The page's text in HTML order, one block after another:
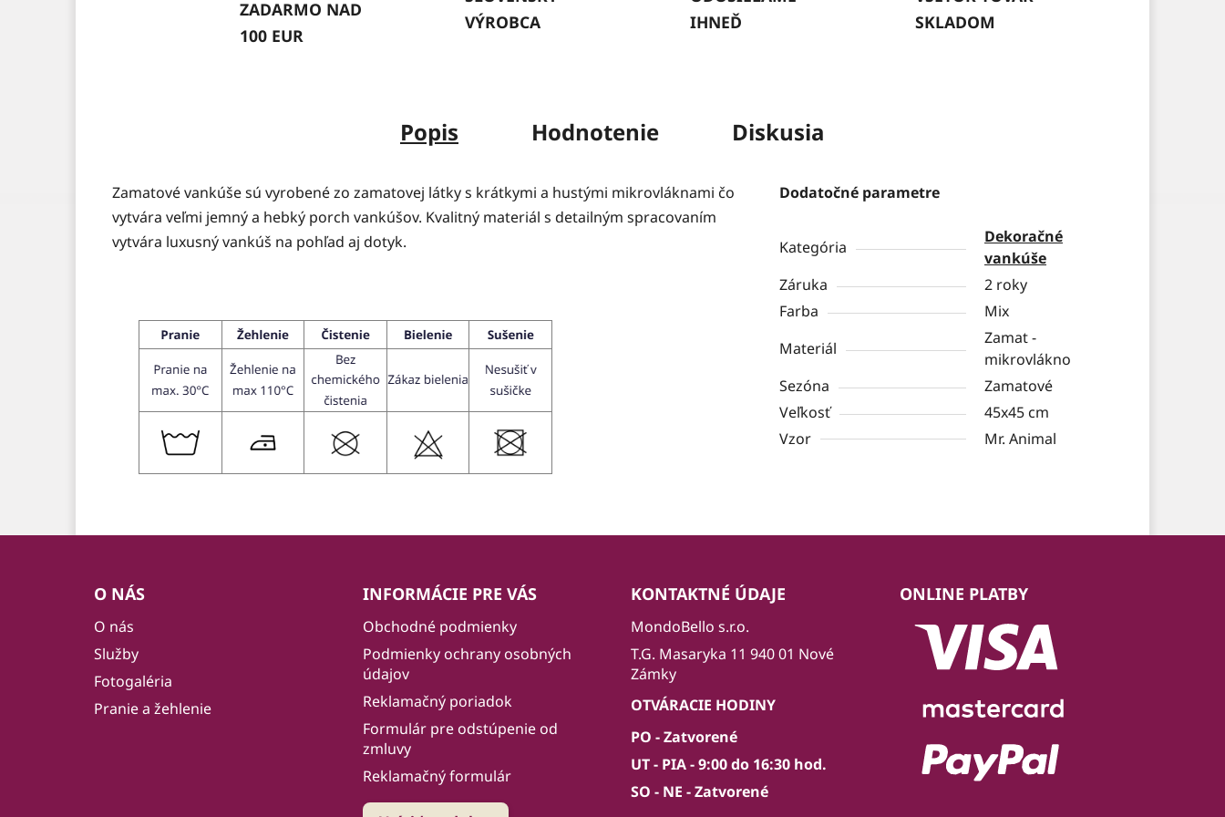
ZADARMO NAD
100 EUR
VÝROBCA
IHNEĎ
SKLADOM
Popis Hodnotenie Diskusia
Zamatové vankúše sú vyrobené zo zamatovej látky s krátkymi a hustými mikrovláknami čo
vytvára veľmi jemný a hebký porch vankúšov. Kvalitný materiál s detailným spracovaním
vytvára luxusný vankúš na pohľad aj dotyk.
Dodatočné parametre
Kategória
Dekoračné
vankúše
Záruka
2 roky
Farba
Mix
Materiál
Zamat -
mikrovlákno
Sezóna
Zamatové
Veľkosť
45x45 cm
Vzor
Mr. Animal
O NÁS
O nás
Služby
Fotogaléria
Pranie a žehlenie
INFORMÁCIE PRE VÁS
Obchodné podmienky
Podmienky ochrany osobných
údajov
Reklamačný poriadok
Formulár pre odstúpenie od
zmluvy
Reklamačný formulár
KONTAKTNÉ ÚDAJE
MondoBello s.r.o.
T.G. Masaryka 11 940 01 Nové
Zámky
OTVÁRACIE HODINY
PO - Zatvorené
UT - PIA - 9:00 do 16:30 hod.
SO - NE - Zatvorené
ONLINE PLATBY